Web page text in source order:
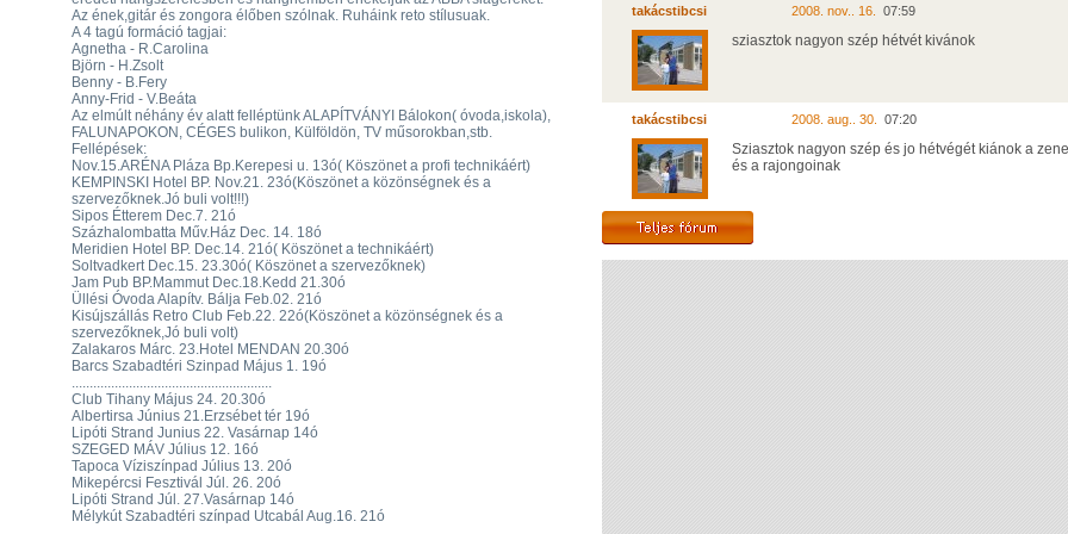
Az ének,gitár és zongora élőben szólnak. Ruháink reto stílusuak.
A 4 tagú formáció tagjai:
Agnetha - R.Carolina
Björn - H.Zsolt
Benny - B.Fery
Anny-Frid - V.Beáta
Az elmúlt néhány év alatt felléptünk ALAPÍTVÁNYI Bálokon( óvoda,iskola),
FALUNAPOKON, CÉGES bulikon, Külföldön, TV műsorokban,stb.
Fellépések:
Nov.15.ARÉNA Pláza Bp.Kerepesi u. 13ó( Köszönet a profi technikáért)
KEMPINSKI Hotel BP. Nov.21. 23ó(Köszönet a közönségnek és a
szervezőknek.Jó buli volt!!!)
Sipos Étterem Dec.7. 21ó
Százhalombatta Műv.Ház Dec. 14. 18ó
Meridien Hotel BP. Dec.14. 21ó( Köszönet a technikáért)
Soltvadkert Dec.15. 23.30ó( Köszönet a szervezőknek)
Jam Pub BP.Mammut Dec.18.Kedd 21.30ó
Üllési Óvoda Alapítv. Bálja Feb.02. 21ó
Kisújszállás Retro Club Feb.22. 22ó(Köszönet a közönségnek és a
szervezőknek,Jó buli volt)
Zalakaros Márc. 23.Hotel MENDAN 20.30ó
Barcs Szabadtéri Szinpad Május 1. 19ó
........................................................
Club Tihany Május 24. 20.30ó
Albertirsa Június 21.Erzsébet tér 19ó
Lipóti Strand Junius 22. Vasárnap 14ó
SZEGED MÁV Július 12. 16ó
Tapoca Víziszínpad Július 13. 20ó
Mikepércsi Fesztivál Júl. 26. 20ó
Lipóti Strand Júl. 27.Vasárnap 14ó
Mélykút Szabadtéri színpad Utcabál Aug.16. 21ó
takácstibcsi 2008. nov.. 16. 07:59
sziasztok nagyon szép hétvét kivánok
takácstibcsi 2008. aug.. 30. 07:20
Sziasztok nagyon szép és jo hétvégét kiánok a
és a rajongoinak